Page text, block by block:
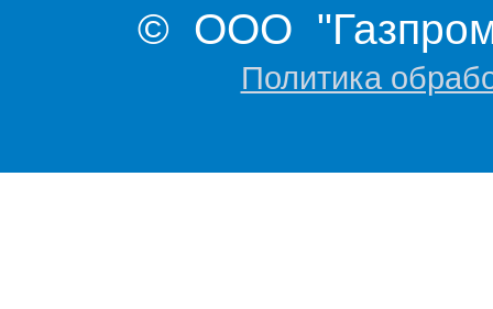
© ООО "Газпром
Политика